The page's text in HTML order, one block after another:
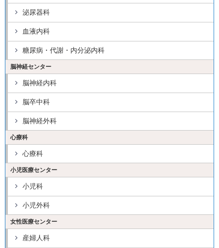
泌尿器科
血液内科
糖尿病・代謝・内分泌内科
脳神経センター
脳神経内科
脳卒中科
脳神経外科
心療科
心療科
小児医療センター
小児科
小児外科
女性医療センター
産婦人科